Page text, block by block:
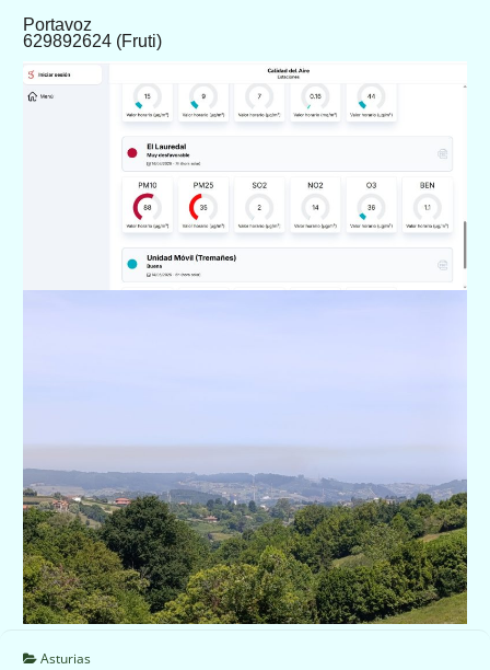
Portavoz
629892624 (Fruti)
Asturias